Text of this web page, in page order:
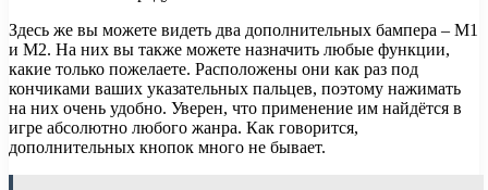
Здесь же вы можете видеть два дополнительных бампера – M1
и M2. На них вы также можете назначить любые функции,
какие только пожелаете. Расположены они как раз под
кончиками ваших указательных пальцев, поэтому нажимать
на них очень удобно. Уверен, что применение им найдётся в
игре абсолютно любого жанра. Как говорится,
дополнительных кнопок много не бывает.